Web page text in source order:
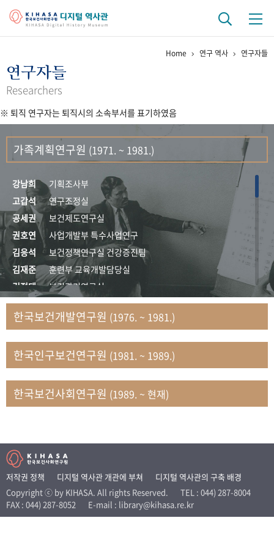
걸어온 길 기관 변천사
연구 역사
정책과 연구 키워드로 보는 연구 역사
연구자들
간행물 변천사
기록물 아카이브
사진 아카이브 문서 기록물 행정박물 영상 기록물
50+1주년 기념
성과 50선 숫자로 보는 50년
세계와 함께 한 KIHASA
VR 역사관
Home 연구 역사 연구자들
연구자들
Researchers
※ 퇴직 연구자는 퇴직시의 소속부서를 표기하였음
가족계획연구원 (1971. ~ 1981.)
강남희
기획조사부
고갑석
연구조정실
공세권
보건제도연구실
권호연
사업개발부 특수사업연구
김응석
보건정책연구실 건강증진팀
김재준
훈련부 교육개발담당실
김정태
보건관리연구실
김지자
연구부 사회개발담당실
김태룡
조사평가부 연구과
문현상
가족복지연구실 인구가족연구팀
박인화
보건정책연구실
박재빈
연구부 인구역학담당실
변종화
보건정책연구실 건강증진팀
송건용
보건정책연구실
송태민
정보통계연구실 빅데이터연구센터
신희설
사업개발부 국제협력연구실
이규식
의료보험연구실
이문기
훈련부
한국보건개발연구원 (1976. ~ 1981.)
한국인구보건연구원 (1981. ~ 1989.)
한국보건사회연구원 (1989. ~ 현재)
저작권 정책 디지털 역사관 개관에 부쳐
디지털 역사관의 구축 배경
Copyright ⓒ by KIHASA. All rights Reserved.
TEL : 044) 287-8004
FAX : 044) 287-8052
E-mail : library@kihasa.re.kr